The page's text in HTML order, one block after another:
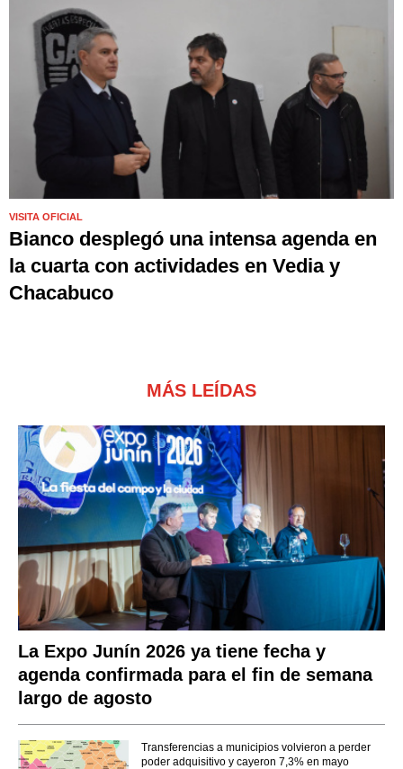
VISITA OFICIAL
Bianco desplegó una intensa agenda en
la cuarta con actividades en Vedia y
Chacabuco
MÁS LEÍDAS
La Expo Junín 2026 ya tiene fecha y
agenda confirmada para el fin de semana
largo de agosto
Transferencias a municipios volvieron a perder
poder adquisitivo y cayeron 7,3% en mayo